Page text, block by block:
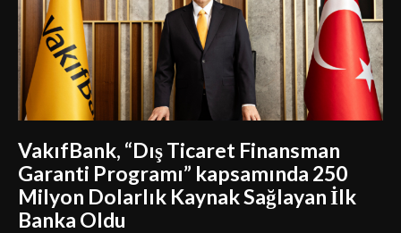
VakıfBank, “Dış Ticaret Finansman
Garanti Programı” kapsamında 250
Milyon Dolarlık Kaynak Sağlayan İlk
Banka Oldu